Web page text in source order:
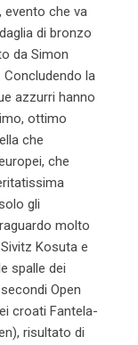
evento che va
di bronzo
da Simon
Concludendo la
azzurri hanno
ottimo
che
che
gli
molto
Kosuta e
spalle dei
Open
croati Fantela-
risultato di